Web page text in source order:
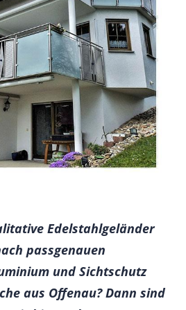
Edelstahlgeländer
passgenauen
und Sichtschutz
aus Offenau? Dann sind